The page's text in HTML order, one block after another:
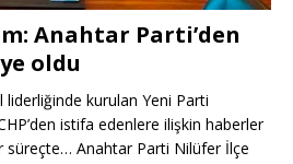
Anahtar Parti’den
oldu
kurulan Yeni Parti
istifa edenlere ilişkin haberler
süreçte… Anahtar Parti Nilüfer İlçe